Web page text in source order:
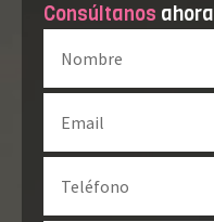
Consúltanos ahora